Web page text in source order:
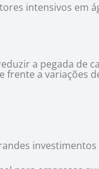
intensivos em
a pegada de
a variações
investimentos